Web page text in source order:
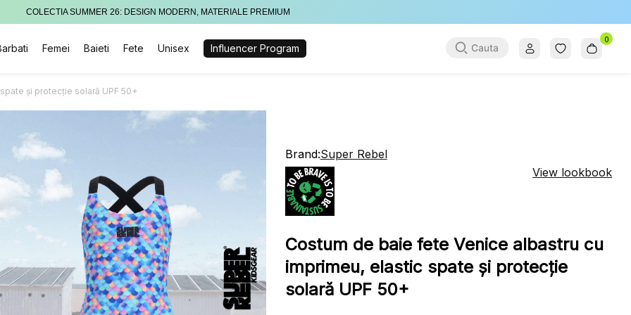
COLECTIA SUMMER 26: DESIGN MODERN, MATERIALE PREMIUM
Femei Baieti Fete Unisex Influencer Program
0
și protecție solară UPF 50+
Brand:Super Rebel
View lookbook
Costum de baie fete Venice albastru cu
imprimeu, elastic spate și protecție
solară UPF 50+